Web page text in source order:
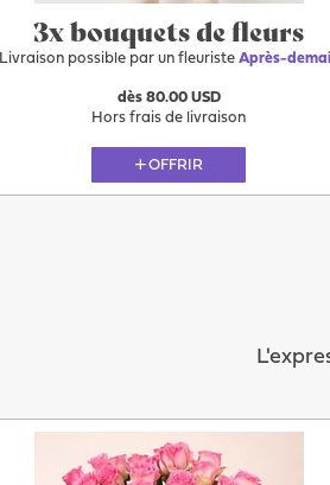
3x bouquets de fleurs
Livraison possible par un fleuriste Après-
Après-demain
dès 80.00 USD
Hors frais de livraison
OFFRIR